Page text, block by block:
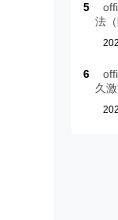
5
法（
6
久